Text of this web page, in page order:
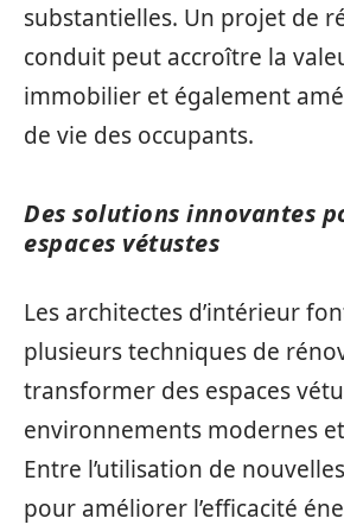
substantielles. Un projet de
conduit peut accroître la
immobilier et également
de vie des occupants.
Des solutions innovantes
espaces vétustes
Les architectes d’intérieur
plusieurs techniques de
transformer des espaces
environnements modernes
Entre l’utilisation de
pour améliorer l’efficacité